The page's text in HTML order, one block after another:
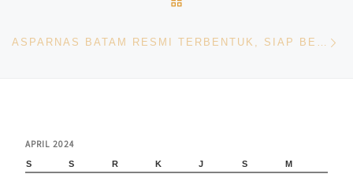
ASPARNAS BATAM RESMI TERBENTUK, SIAP BERSINERGI MAJUKAN PARIWISATA
APRIL 2024
S S R K J S M